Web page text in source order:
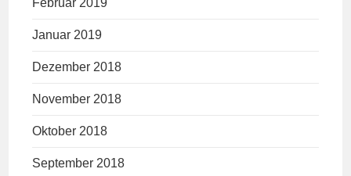
Februar 2019
Januar 2019
Dezember 2018
November 2018
Oktober 2018
September 2018